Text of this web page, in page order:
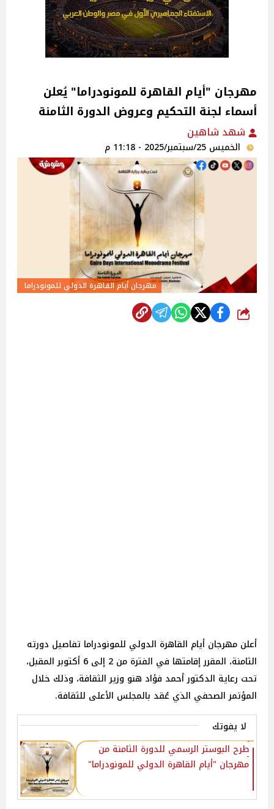
مهرجان "أيام القاهرة للمونودراما" يُعلن
أسماء لجنة التحكيم وعروض الدورة الثامنة
شهد شاهين
الخميس 25/سبتمبر/2025 - 11:18 م
مهرجان أيام القاهرة الدولي للمونودراما ‎
شارك
أعلن مهرجان أيام القاهرة الدولي للمونودراما تفاصيل دورته
الثامنة، المقرر إقامتها في الفترة من 2 إلى 6 أكتوبر المقبل،
تحت رعاية الدكتور أحمد فؤاد هنو وزير الثقافة، وذلك خلال
المؤتمر الصحفي الذي عُقد بالمجلس الأعلى للثقافة.
لا يفوتك
طرح البوستر الرسمي للدورة الثامنة من
مهرجان "أيام القاهرة الدولي للمونودراما"